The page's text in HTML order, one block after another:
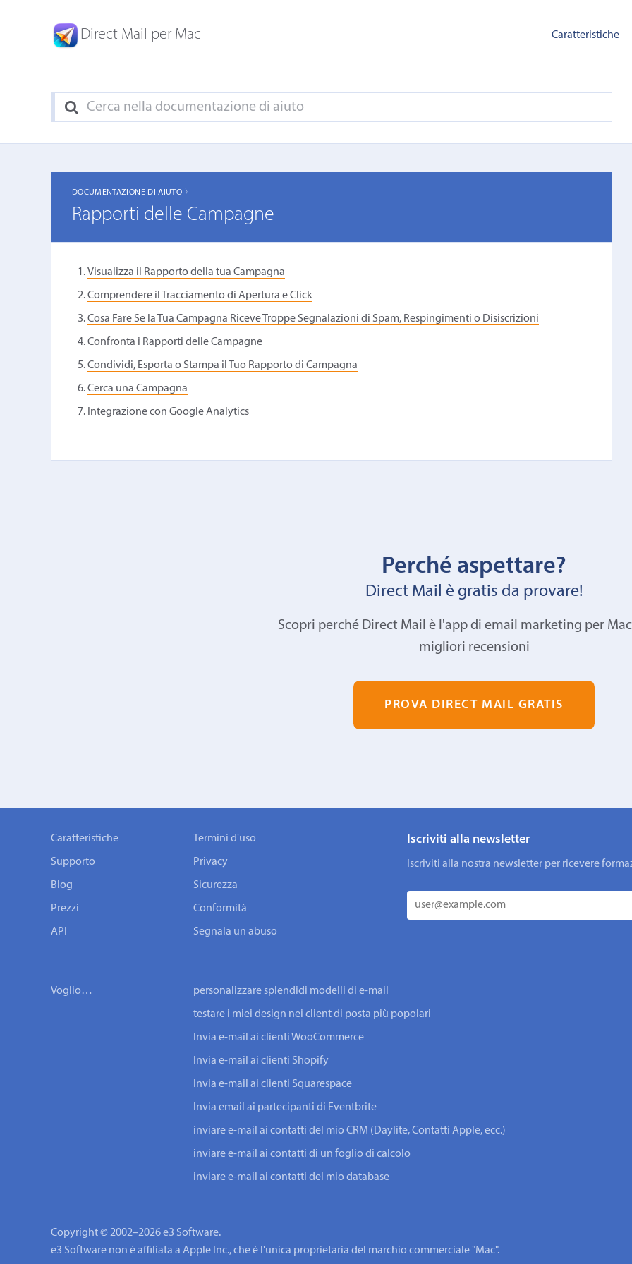
Direct Mail per Mac Caratteristiche
DOCUMENTAZIONE DI AIUTO 〉
Rapporti delle Campagne
Visualizza il Rapporto della tua Campagna
Comprendere il Tracciamento di Apertura e Click
Cosa Fare Se la Tua Campagna Riceve Troppe Segnalazioni di Spam, Respingimenti o Disiscrizioni
Confronta i Rapporti delle Campagne
Condividi, Esporta o Stampa il Tuo Rapporto di Campagna
Cerca una Campagna
Integrazione con Google Analytics
Perché aspettare?
Direct Mail è gratis da provare!
Scopri perché Direct Mail è l'app di email marketing per
migliori recensioni
PROVA DIRECT MAIL GRATIS
Caratteristiche
Supporto
Blog
Prezzi
API
Termini d'uso
Privacy
Sicurezza
Conformità
Segnala un abuso
Iscriviti alla newsletter
Iscriviti alla nostra newsletter per ricevere
Voglio… personalizzare splendidi modelli di e-mail
testare i miei design nei client di posta più popolari
Invia e-mail ai clienti WooCommerce
Invia e-mail ai clienti Shopify
Invia e-mail ai clienti Squarespace
Invia email ai partecipanti di Eventbrite
inviare e-mail ai contatti del mio CRM (Daylite, Contatti Apple, ecc.)
inviare e-mail ai contatti di un foglio di calcolo
inviare e-mail ai contatti del mio database
Copyright © 2002–2026 e3 Software.
e3 Software non è affiliata a Apple Inc., che è l'unica proprietaria del marchio commerciale "Mac".